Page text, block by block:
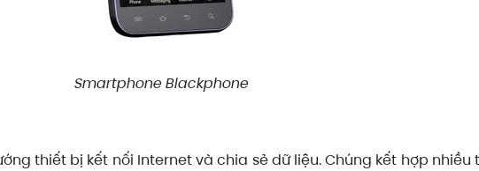
Smartphone Blackphone
thiết bị kết nối Internet và chia sẻ dữ liệu. Chúng kết hợp nhiều